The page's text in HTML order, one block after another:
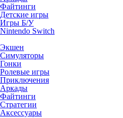
Файтинги
Детские игры
Игры Б/У
Nintendo Switch
Экшен
Симуляторы
Гонки
Ролевые игры
Приключения
Аркады
Файтинги
Стратегии
Аксессуары